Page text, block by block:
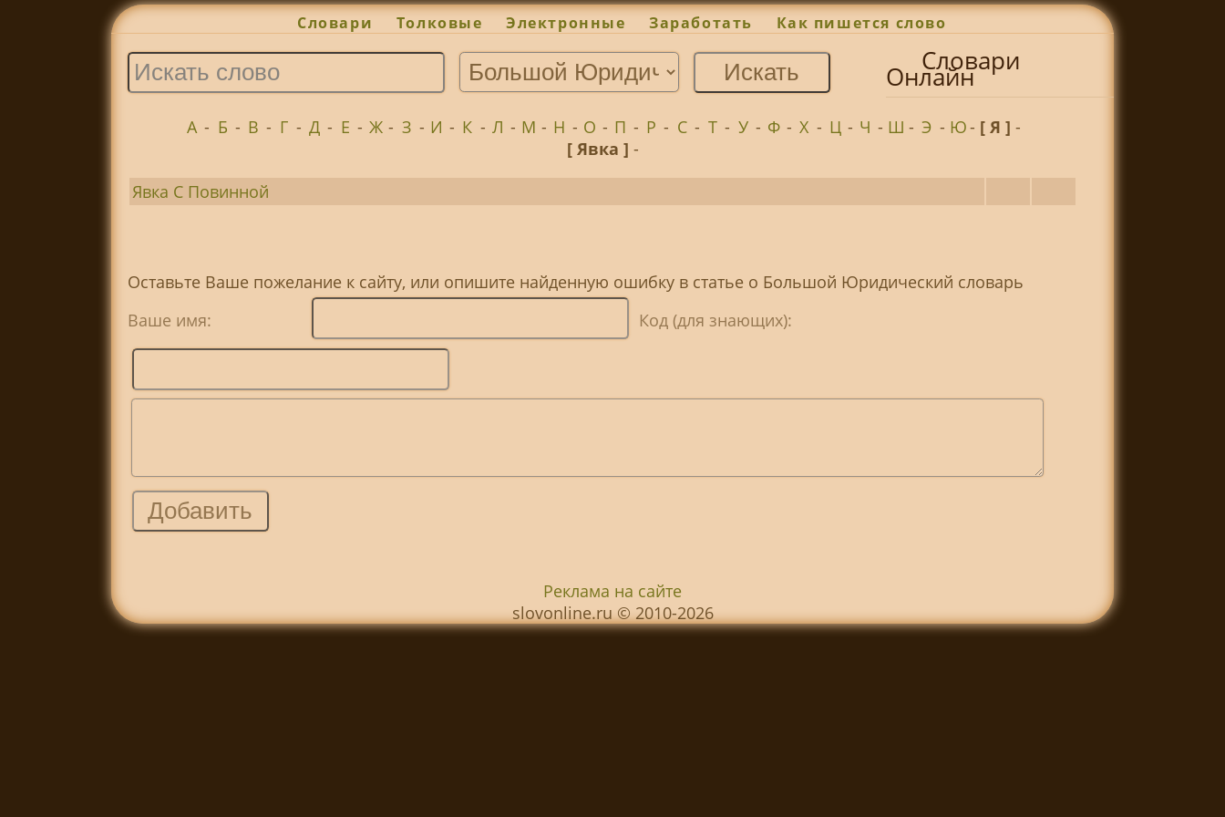
Словари Толковые Электронные Заработать Как пишется слово
Словари
Онлайн
А - Б - В - Г - Д - Е - Ж - З - И - К - Л - М - Н - О - П - Р - С - Т - У - Ф - Х - Ц - Ч - Ш - Э - Ю- [ Я ]-
[ Явка ] -
Явка С Повинной
Оставьте Ваше пожелание к сайту, или опишите найденную ошибку в статье о Большой Юридический словарь
Ваше имя:
Код (для знающих):
Реклама на сайте
slovonline.ru © 2010-2026